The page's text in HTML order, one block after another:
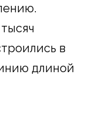
в
длиной